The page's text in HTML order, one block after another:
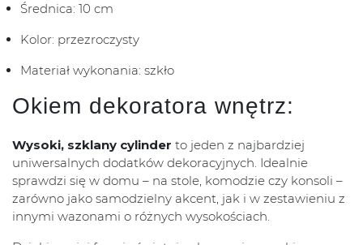
Średnica: 10 cm
Kolor: przezroczysty
Materiał wykonania: szkło
Okiem dekoratora wnętrz:
Wysoki, szklany cylinder to jeden z najbardziej
uniwersalnych dodatków dekoracyjnych. Idealnie
sprawdzi się w domu – na stole, komodzie czy konsoli –
zarówno jako samodzielny akcent, jak i w zestawieniu z
innymi wazonami o różnych wysokościach.